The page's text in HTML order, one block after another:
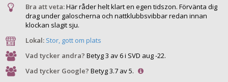
Bra att veta:Här råder helt klart en egen tidszon. Förvänta dig
drag under galoscherna och nattklubbsvibbar redan innan
klockan slagit sju.
Lokal: Stor, gott om plats
Vad tycker andra? Betyg 3 av 6 i SVD aug -22.
Vad tycker Google? Betyg 3.7 av 5.